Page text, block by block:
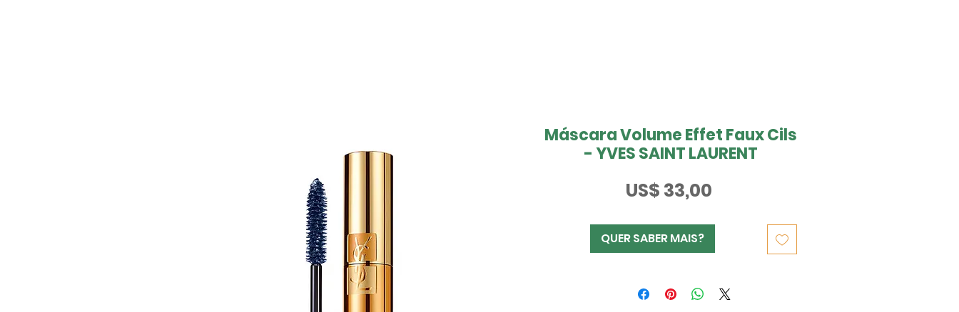
Máscara Volume Effet Faux Cils
- YVES SAINT LAURENT
US$ 33,00Preço
QUER SABER MAIS?